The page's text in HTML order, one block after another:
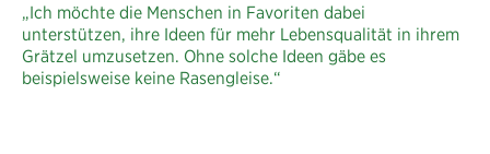
„Ich möchte die Menschen in Favoriten dabei
unterstützen, ihre Ideen für mehr Lebensqualität in ihrem
Grätzel umzusetzen. Ohne solche Ideen gäbe es
beispielsweise keine Rasengleise.“